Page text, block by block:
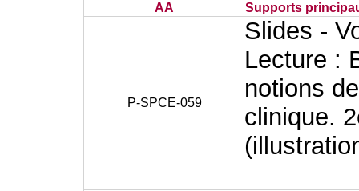
AA Supports
P-SPCE-059
Slides -
Lecture :
notions
clinique.